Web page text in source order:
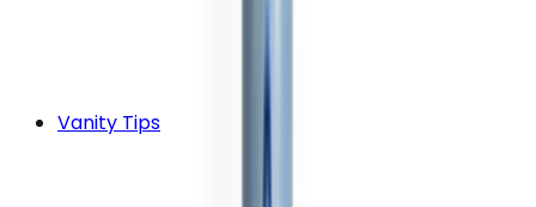
Vanity Tips